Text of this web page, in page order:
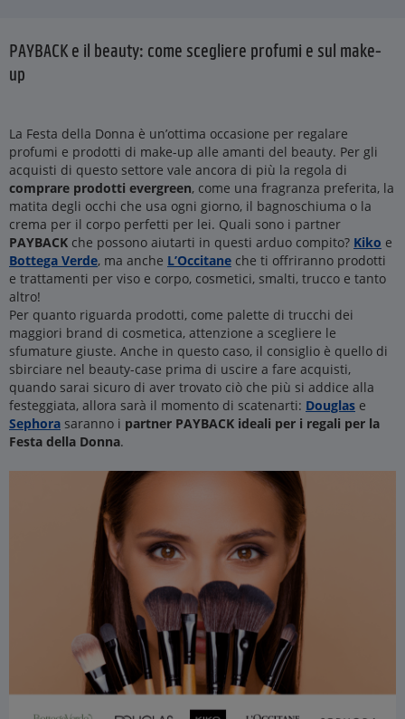
PAYBACK e il beauty: come scegliere profumi e sul make-
up
La Festa della Donna è un’ottima occasione per regalare
profumi e prodotti di make-up alle amanti del beauty. Per gli
acquisti di questo settore vale ancora di più la regola di
comprare prodotti evergreen, come una fragranza preferita, la
matita degli occhi che usa ogni giorno, il bagnoschiuma o la
crema per il corpo perfetti per lei. Quali sono i partner
PAYBACK che possono aiutarti in questi arduo compito? Kiko e
Bottega Verde, ma anche L’Occitane che ti offriranno prodotti
e trattamenti per viso e corpo, cosmetici, smalti, trucco e tanto
altro!
Per quanto riguarda prodotti, come palette di trucchi dei
maggiori brand di cosmetica, attenzione a scegliere le
sfumature giuste. Anche in questo caso, il consiglio è quello di
sbirciare nel beauty-case prima di uscire a fare acquisti,
quando sarai sicuro di aver trovato ciò che più si addice alla
festeggiata, allora sarà il momento di scatenarti: Douglas e
Sephora saranno i partner PAYBACK ideali per i regali per la
Festa della Donna.